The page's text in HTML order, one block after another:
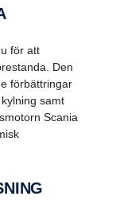
för att
Den
förbättringar
samt
Scania